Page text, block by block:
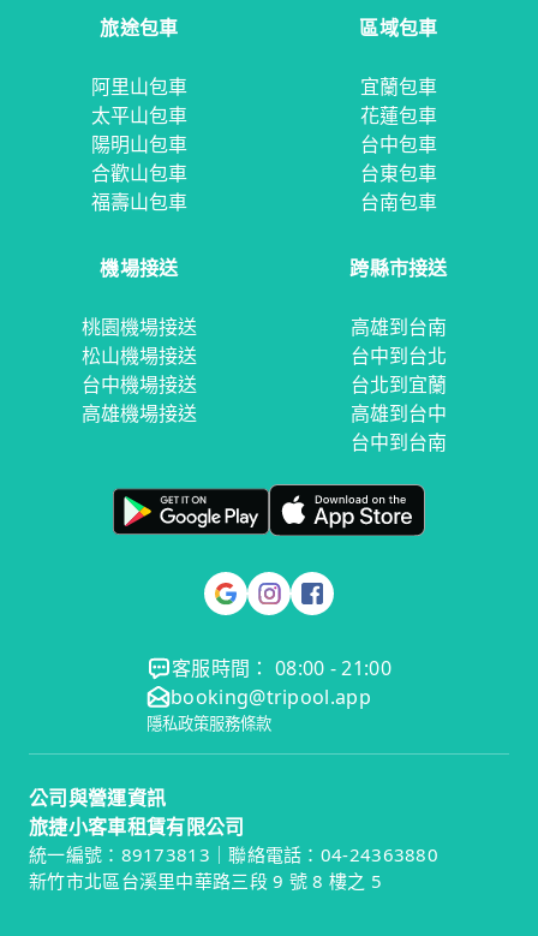
旅途包車
阿里山包車
太平山包車
陽明山包車
合歡山包車
福壽山包車
區域包車
宜蘭包車
花蓮包車
台中包車
台東包車
台南包車
機場接送
桃園機場接送
松山機場接送
台中機場接送
高雄機場接送
跨縣市接送
高雄到台南
台中到台北
台北到宜蘭
高雄到台中
台中到台南
客服時間： 08:00 - 21:00
booking@tripool.app
隱私政策服務條款
公司與營運資訊
旅捷小客車租賃有限公司
統一編號：89173813｜聯絡電話：04-24363880
新竹市北區台溪里中華路三段 9 號 8 樓之 5